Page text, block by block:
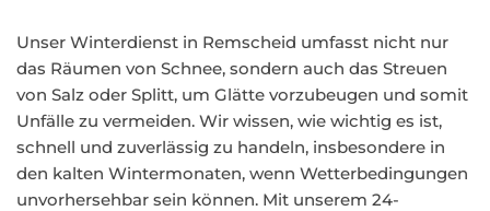
Unser Winterdienst in Remscheid umfasst nicht nur
das Räumen von Schnee, sondern auch das Streuen
von Salz oder Splitt, um Glätte vorzubeugen und somit
Unfälle zu vermeiden. Wir wissen, wie wichtig es ist,
schnell und zuverlässig zu handeln, insbesondere in
den kalten Wintermonaten, wenn Wetterbedingungen
unvorhersehbar sein können. Mit unserem 24-